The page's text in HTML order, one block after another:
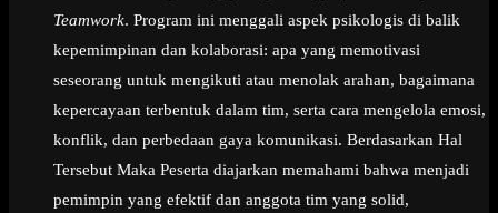
Teamwork. Program ini menggali aspek psikologis di balik
kepemimpinan dan kolaborasi: apa yang memotivasi
seseorang untuk mengikuti atau menolak arahan, bagaimana
kepercayaan terbentuk dalam tim, serta cara mengelola emosi,
konflik, dan perbedaan gaya komunikasi. Berdasarkan Hal
Tersebut Maka Peserta diajarkan memahami bahwa menjadi
pemimpin yang efektif dan anggota tim yang solid,